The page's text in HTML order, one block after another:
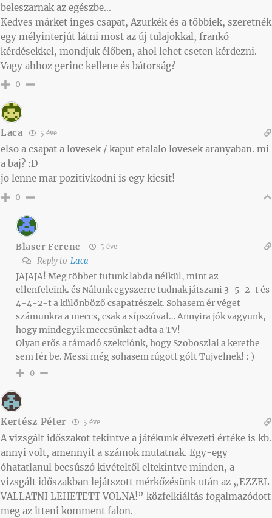
beleszarnak az egészbe…
Kedves márket inges csapat, Azurkék és a többiek, szeretnék
egy mélyinterjút látni most az új tulajokkal, frankó
kérdésekkel, mondjuk élőben, ahol lehet cseten kérdezni.
Vagy ahhoz gerinc kellene és bátorság?
0
Laca 5 éve
elso a csapat a lovesek / kaput etalalo lovesek aranyaban. mi
a baj? :D
jo lenne mar pozitivkodni is egy kicsit!
0
Blaser Ferenc 5 éve
Reply to Laca
JAJAJA! Meg többet futunk labda nélkül, mint az
ellenfeleink. és Nálunk egyszerre tudnak játszani 3-5-2-t és
4-4-2-t a különböző csapatrészek. Sohasem ér véget
számunkra a meccs, csak a sípszóval… Annyira jók vagyunk,
hogy mindegyik meccsünket adta a TV!
Olyan erős a támadó szekciónk, hogy Szoboszlai a keretbe
sem fér be. Messi még sohasem rúgott gólt Tujvelnek! : )
0
Kertész Péter 5 éve
A vizsgált időszakot tekintve a játékunk élvezeti értéke is kb.
annyi volt, amennyit a számok mutatnak. Egy-egy
óhatatlanul becsúszó kivételtől eltekintve minden, a
vizsgált időszakban lejátszott mérkőzésünk után az „EZZEL
VALLATNI LEHETETT VOLNA!” közfelkiáltás fogalmazódott
meg az itteni komment falon.